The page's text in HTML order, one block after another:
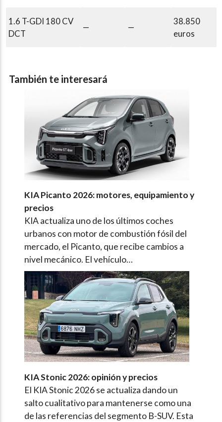
1.6 T-GDI 180 CV
DCT
— —
38.850
euros
También te interesará
KIA Picanto 2026: motores, equipamiento y
precios
KIA actualiza uno de los últimos coches
urbanos con motor de combustión fósil del
mercado, el Picanto, que recibe cambios a
nivel mecánico. El vehículo…
KIA Stonic 2026: opinión y precios
El KIA Stonic 2026 se actualiza dando un
salto cualitativo para mantenerse como una
de las referencias del segmento B-SUV. Esta